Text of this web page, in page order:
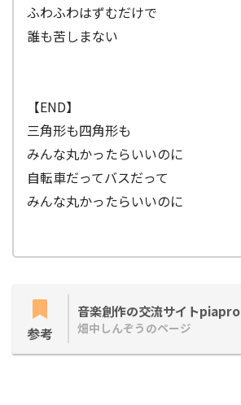
ふわふわはずむだけで
誰も苦しまない
【END】
三角形も四角形も
みんな丸かったらいいのに
自転車だってバスだって
みんな丸かったらいいのに
参考
音楽創作の交流サイトpiapro
畑中しんぞうのページ